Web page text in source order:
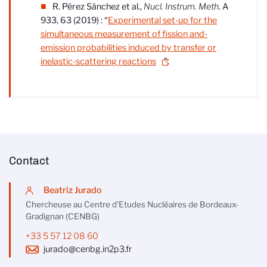
R. Pérez Sánchez et al., Nucl. Instrum. Meth. A
933, 63 (2019) : “Experimental set-up for the
simultaneous measurement of fission and-
emission probabilities induced by transfer or
inelastic-scattering reactions
”.
Contact
Beatriz Jurado
Chercheuse au Centre d'Etudes Nucléaires de Bordeaux-
Gradignan (CENBG)
+33 5 57 12 08 60
jurado@cenbg.in2p3.fr